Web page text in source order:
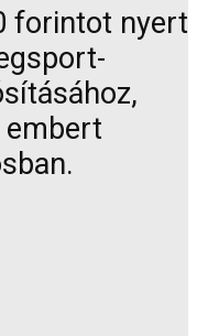
forintot nyert